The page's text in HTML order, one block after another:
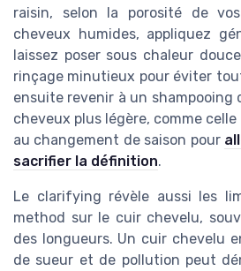
raisin, selon la porosité de
cheveux humides, appliquez
laissez poser sous chaleur
rinçage minutieux pour éviter
ensuite revenir à un
cheveux plus légère, comme celle
au changement de saison pour
sacrifier la définition.
Le clarifying révèle aussi les
method sur le cuir chevelu,
des longueurs. Un cuir chevelu
de sueur et de pollution peut